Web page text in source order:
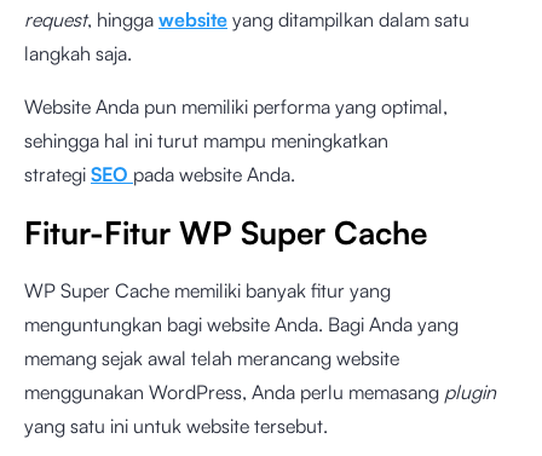
request, hingga website yang ditampilkan dalam satu
langkah saja.
Website Anda pun memiliki performa yang optimal,
sehingga hal ini turut mampu meningkatkan
strategi SEO pada website Anda.
Fitur-Fitur WP Super Cache
WP Super Cache memiliki banyak fitur yang
menguntungkan bagi website Anda. Bagi Anda yang
memang sejak awal telah merancang website
menggunakan WordPress, Anda perlu memasang plugin
yang satu ini untuk website tersebut.